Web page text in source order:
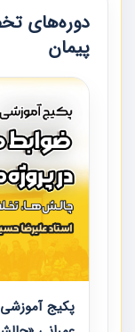
دوره‌های
پیمان
پکیج